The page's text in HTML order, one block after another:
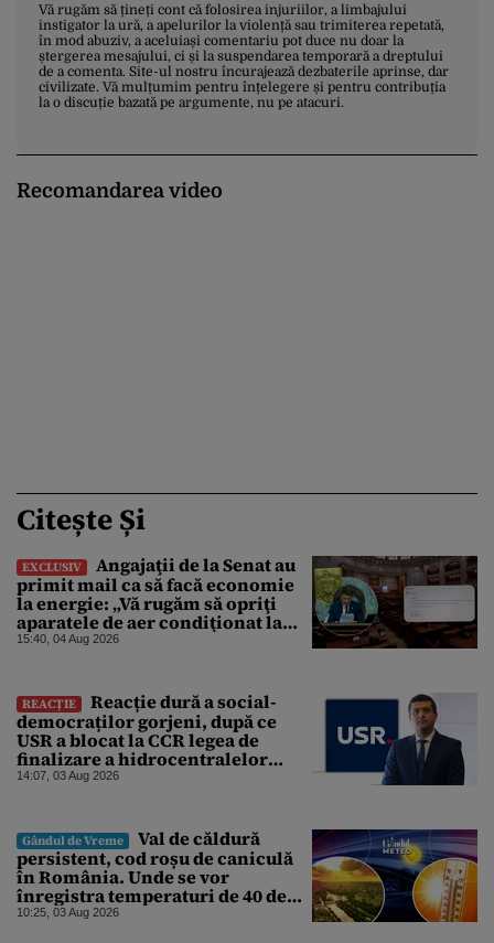
Vă rugăm să țineți cont că folosirea injuriilor, a limbajului
instigator la ură, a apelurilor la violență sau trimiterea repetată,
în mod abuziv, a aceluiași comentariu pot duce nu doar la
ștergerea mesajului, ci și la suspendarea temporară a dreptului
de a comenta. Site-ul nostru încurajează dezbaterile aprinse, dar
civilizate. Vă mulțumim pentru înțelegere și pentru contribuția
la o discuție bazată pe argumente, nu pe atacuri.
Recomandarea video
Citește Și
EXCLUSIV
Angajaţii de la Senat au
primit mail ca să facă economie
la energie: „Vă rugăm să opriţi
aparatele de aer condiţionat la
sfârşitul programului”
15:40, 04 Aug 2026
REACȚIE
Reacție dură a social-
democraților gorjeni, după ce
USR a blocat la CCR legea de
finalizare a hidrocentralelor
abandonate. „Nu ne-ar surprinde
abătut o cupolă de foc”
14:07, 03 Aug 2026
Gândul de Vreme
Val de căldură
persistent, cod roșu de caniculă
în România. Unde se vor
înregistra temperaturi de 40 de
grade, potrivit ANM
10:25, 03 Aug 2026